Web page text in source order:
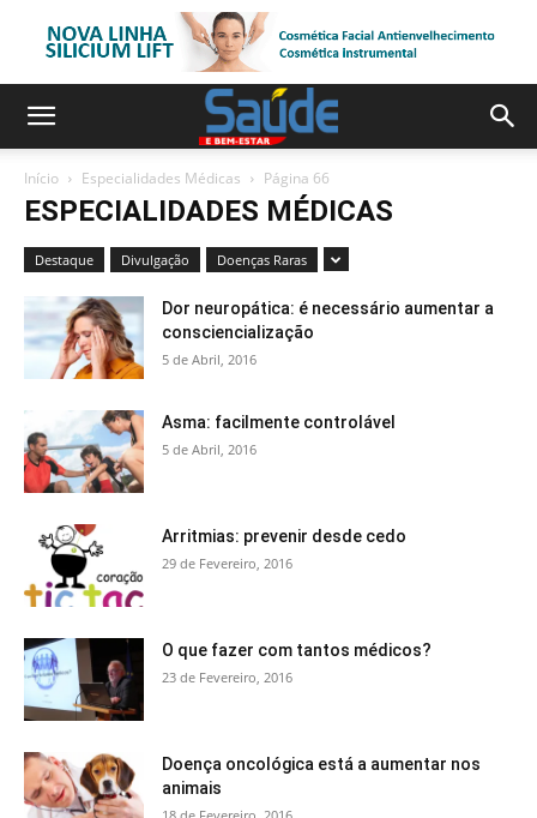
Início Especialidades Médicas Página 66
ESPECIALIDADES MÉDICAS
Destaque Divulgação Doenças Raras
Dor neuropática: é necessário aumentar a
consciencialização
5 de Abril, 2016
Asma: facilmente controlável
5 de Abril, 2016
Arritmias: prevenir desde cedo
29 de Fevereiro, 2016
O que fazer com tantos médicos?
23 de Fevereiro, 2016
Doença oncológica está a aumentar nos
animais